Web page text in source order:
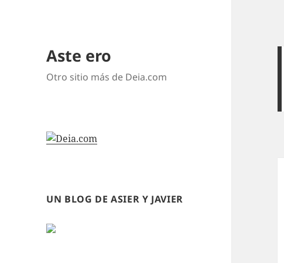
Aste ero
Otro sitio más de Deia.com
UN BLOG DE ASIER Y JAVIER